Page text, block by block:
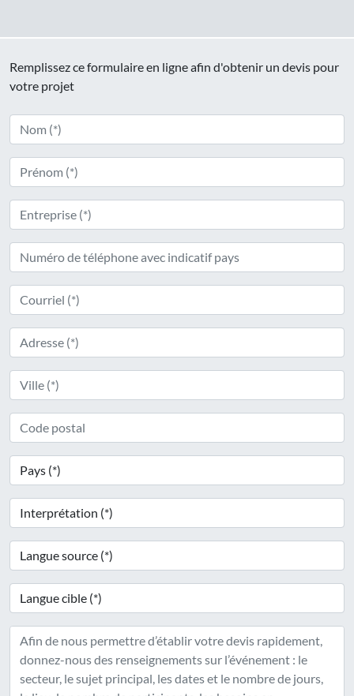
Remplissez ce formulaire en ligne afin d'obtenir un devis pour
votre projet
source